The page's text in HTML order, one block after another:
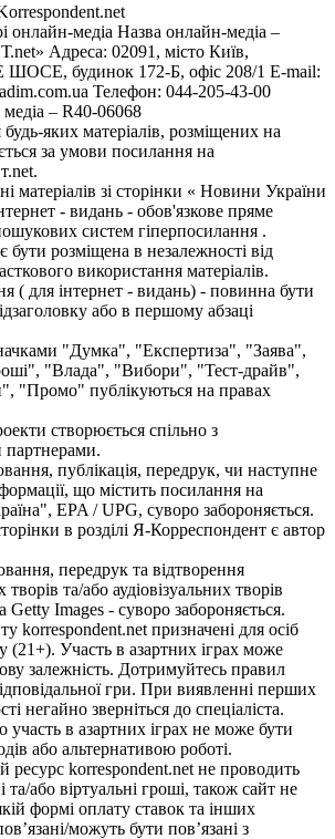
онлайн-медіа Назва онлайн-медіа –
Адреса: 02091, місто Київ,
будинок 172-Б, офіс 208/1 E-mail:
Телефон: 044-205-43-00
медіа – R40-06068
яких матеріалів, розміщених на
за умови посилання на
матеріалів зі сторінки « Новини України
- видань - обов'язкове пряме
систем гіперпосилання .
розміщена в незалежності від
використання матеріалів.
( для інтернет - видань) - повинна бути
або в першому абзаці
"Думка", "Експертиза", "Заява",
"Влада", "Вибори", "Тест-драйв",
"Промо" публікуються на правах
створюється спільно з
партнерами.
публікація, передрук, чи наступне
що містить посилання на
EPA / UPG, суворо забороняється.
в розділі Я-Корреспондент є автор
передрук та відтворення
та/або аудіовізуальних творів
Getty Images - суворо забороняється.
korrespondent.net призначені для осіб
(21+). Участь в азартних іграх може
залежність. Дотримуйтесь правил
гри. При виявленні перших
негайно зверніться до спеціаліста.
в азартних іграх не може бути
або альтернативою роботі.
ресурс korrespondent.net не проводить
та/або віртуальні гроші, також сайт не
формі оплату ставок та інших
можуть бути пов’язані з